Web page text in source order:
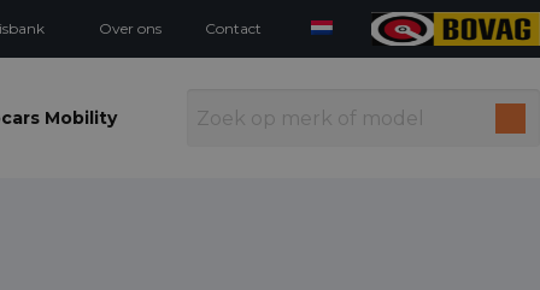
Over ons Contact
Mobility